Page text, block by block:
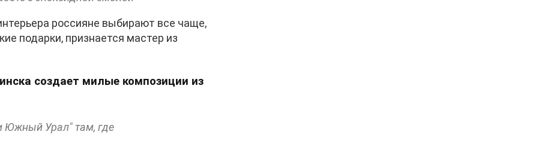
россияне выбирают все чаще,
подарки, признается мастер из
создает милые композиции из
Южный Урал" там, где